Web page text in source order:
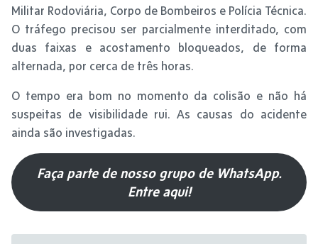
Militar Rodoviária, Corpo de Bombeiros e Polícia Técnica.
O tráfego precisou ser parcialmente interditado, com
duas faixas e acostamento bloqueados, de forma
alternada, por cerca de três horas.
O tempo era bom no momento da colisão e não há
suspeitas de visibilidade rui. As causas do acidente
ainda são investigadas.
Faça parte de nosso grupo de WhatsApp.
Entre aqui!